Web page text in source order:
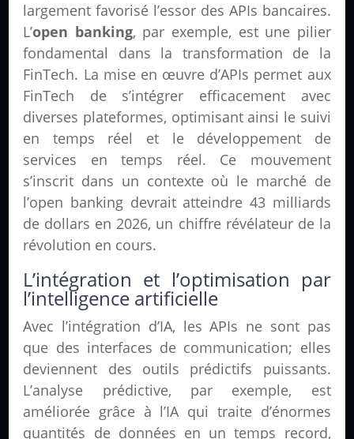
largement favorisé l’essor des APIs bancaires.
L’open banking, par exemple, est une pilier
fondamental dans la transformation de la
FinTech. La mise en œuvre d’APIs permet aux
FinTech de s’intégrer efficacement avec
diverses plateformes, optimisant ainsi le suivi
en temps réel et le développement de
services en temps réel. Ce mouvement
s’inscrit dans un contexte où le marché de
l’open banking devrait atteindre 43 milliards
de dollars en 2026, un chiffre révélateur de la
révolution en cours.
L’intégration et l’optimisation par
l’intelligence artificielle
Avec l’intégration d’IA, les APIs ne sont pas
que des interfaces de communication; elles
deviennent des outils prédictifs puissants.
L’analyse prédictive, par exemple, est
améliorée grâce à l’IA qui traite d’énormes
quantités de données en un temps record,